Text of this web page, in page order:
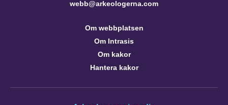
webb@arkeologerna.com
Om webbplatsen
Om Intrasis
Om kakor
Hantera kakor